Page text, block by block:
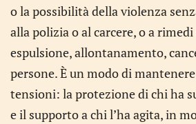
o la possibilità della violenza
alla polizia o al carcere, o a
espulsione, allontanamento,
persone. È un modo di
tensioni: la protezione di chi ha
e il supporto a chi l’ha agita, in